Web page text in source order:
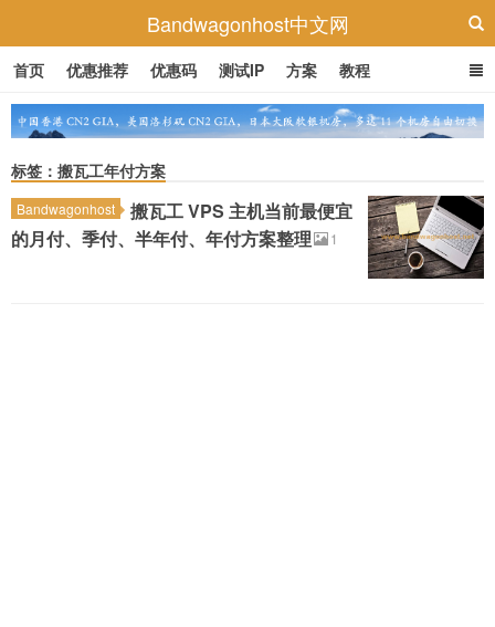
Bandwagonhost中文网
首页 优惠推荐 优惠码 测试IP 方案 教程
标签：搬瓦工年付方案
Bandwagonhost
搬瓦工 VPS 主机当前最便宜
的月付、季付、半年付、年付方案整理
1